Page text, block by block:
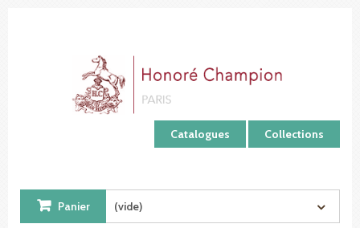
Catalogues Collections
Panier (vide)